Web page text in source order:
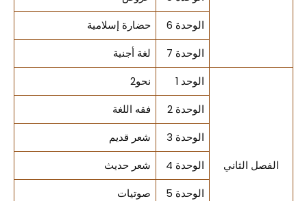
الوحدة 6 حضارة إسلامية
الوحدة 7 لغة أجنية
الفصل الثاني
الوحد 1 نحو2
الوحدة 2 فقه اللغة
الوحدة 3 شعر قديم
الوحدة 4 شعر حديث
الوحدة 5 صوتيات